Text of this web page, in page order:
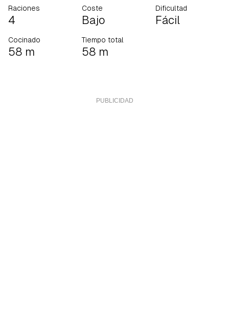
Raciones
4
Coste
Bajo
Dificultad
Fácil
Cocinado
58 m
Tiempo total
58 m